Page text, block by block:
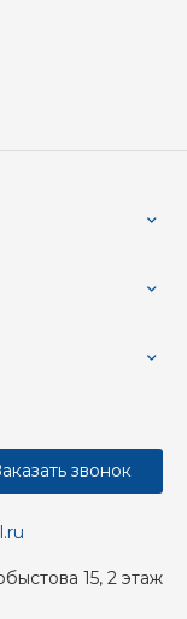
15, 2 этаж
звонок